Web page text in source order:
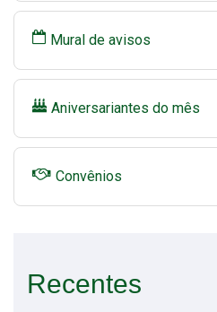
Mural de avisos
Aniversariantes do mês
Convênios
Recentes